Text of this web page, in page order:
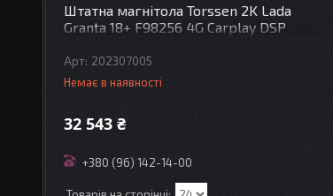
Штатна магнітола Torssen 2K Lada
Granta 18+ F98256 4G Carplay DSP
202307005
Немає в наявності
32 543 ₴
+380 (96) 142-14-00